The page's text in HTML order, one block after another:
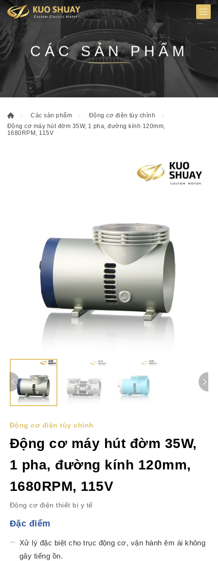
CÁC SẢN PHẨM
Các sản phẩm
Động cơ điện tùy chỉnh
Động cơ máy hút đờm 35W, 1 pha, đường kính 120mm,
1680RPM, 115V
Động cơ điện tùy chỉnh
Động cơ máy hút đờm 35W,
1 pha, đường kính 120mm,
1680RPM, 115V
Động cơ điện thiết bị y tế
Đặc điểm
Xử lý đặc biệt cho trục động cơ, vận hành êm ái không
gây tiếng ồn.